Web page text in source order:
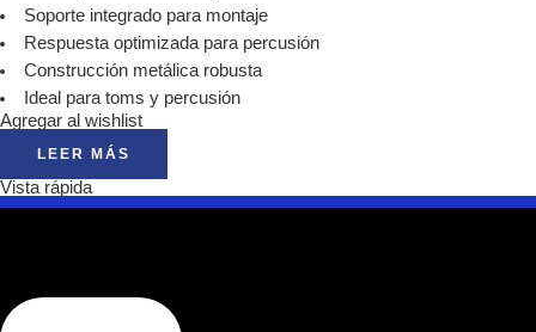
Soporte integrado para montaje
Respuesta optimizada para percusión
Construcción metálica robusta
Ideal para toms y percusión
Agregar al wishlist
LEER MÁS
Vista rápida